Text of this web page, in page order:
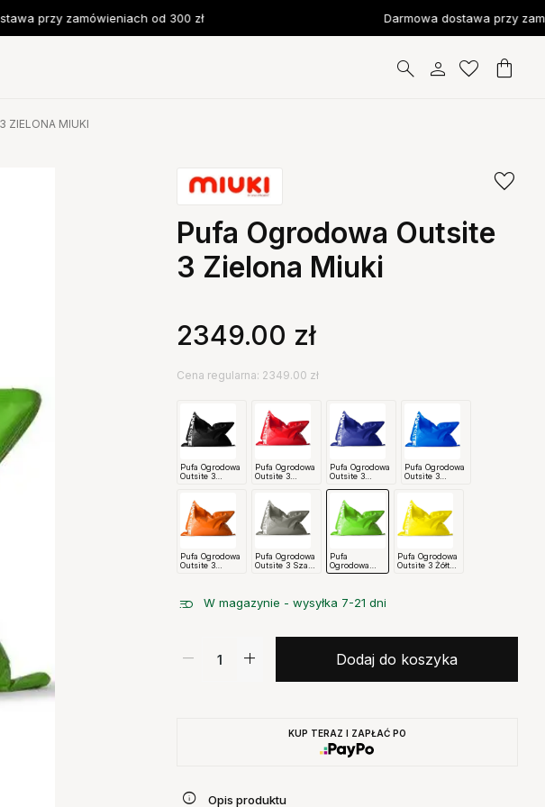
przy zamówieniach od 300 zł Darmowa dostawa przy
ZIELONA MIUKI
Pufa Ogrodowa Outsite
3 Zielona Miuki
2349.00 zł
Cena regularna: 2349.00 zł
Pufa Ogrodowa
Outsite 3
Pufa Ogrodowa
Outsite 3
Pufa Ogrodowa
Outsite 3
Pufa Ogrodowa
Outsite 3
Pufa Ogrodowa
Outsite 3
Pufa Ogrodowa
Outsite 3 Szara
Pufa
Ogrodowa
Outsite 3
Pufa Ogrodowa
Outsite 3 Żółta
W magazynie - wysyłka 7-21 dni
Dodaj do koszyka
KUP TERAZ I ZAPŁAĆ PO
Opis produktu